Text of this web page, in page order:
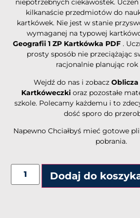
niepotrzebnych ciekawostek.
kilkanaście przedmiotów do
kartkówek. Nie jest w stanie
wymaganej na typowej
Geografii 1 ZPKartkówka PDF.
prosty sposób nie przeciążając
racjonalnie planując rok
Wejdź do nas i zobacz Oblicza
Kartkóweczki oraz pozostałe
szkole. Polecamy każdemu i to
dość sporo do
Napewno Chciałbyś mieć gotowe
pobrania.
Dodaj do